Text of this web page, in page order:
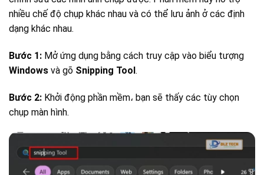
nhiều chế độ chụp khác nhau và có thể lưu ảnh ở các định
dạng khác nhau.
Bước 1: Mở ứng dụng bằng cách truy cập vào biểu tượng
Windows và gõ Snipping Tool.
Bước 2: Khởi động phần mềm، bạn sẽ thấy các tùy chọn
chụp màn hình.